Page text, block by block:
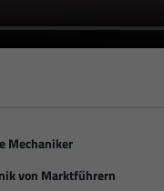
Mechaniker
von Marktführern